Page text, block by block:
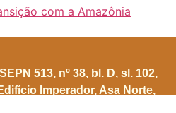
com a Amazônia
SEPN 513, nº 38, bl. D, sl. 102,
Imperador, Asa Norte,